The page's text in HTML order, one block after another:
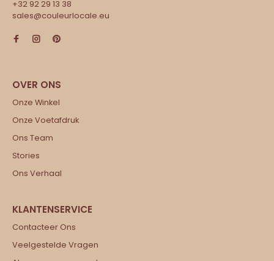
+32 92 29 13 38
sales@couleurlocale.eu
Onze Winkel
Onze Voetafdruk
Ons Team
Stories
Ons Verhaal
Contacteer Ons
Veelgestelde Vragen